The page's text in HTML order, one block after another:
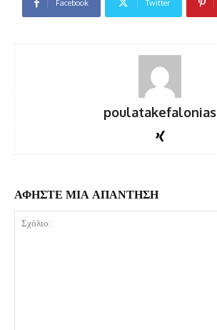
Facebook Twitter
poulatakefalonias
ΑΦΗΣΤΕ ΜΙΑ ΑΠΑΝΤΗΣΗ